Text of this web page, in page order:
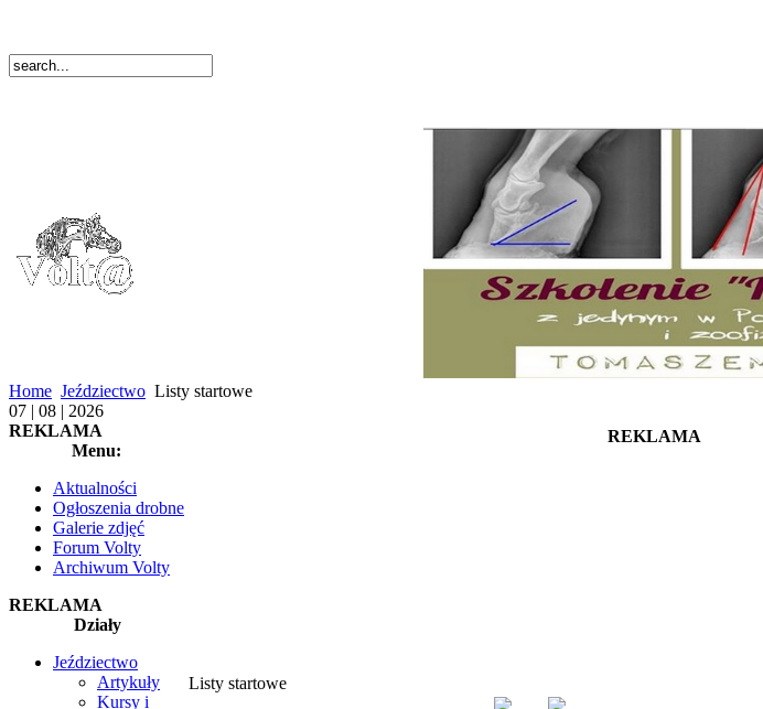
Home Jeździectwo Listy startowe
07 | 08 | 2026
REKLAMA
Menu:
Aktualności
Ogłoszenia drobne
Galerie zdjęć
Forum Volty
Archiwum Volty
REKLAMA
Działy
Jeździectwo
Artykuły
Kursy i
REKLAMA
Listy startowe